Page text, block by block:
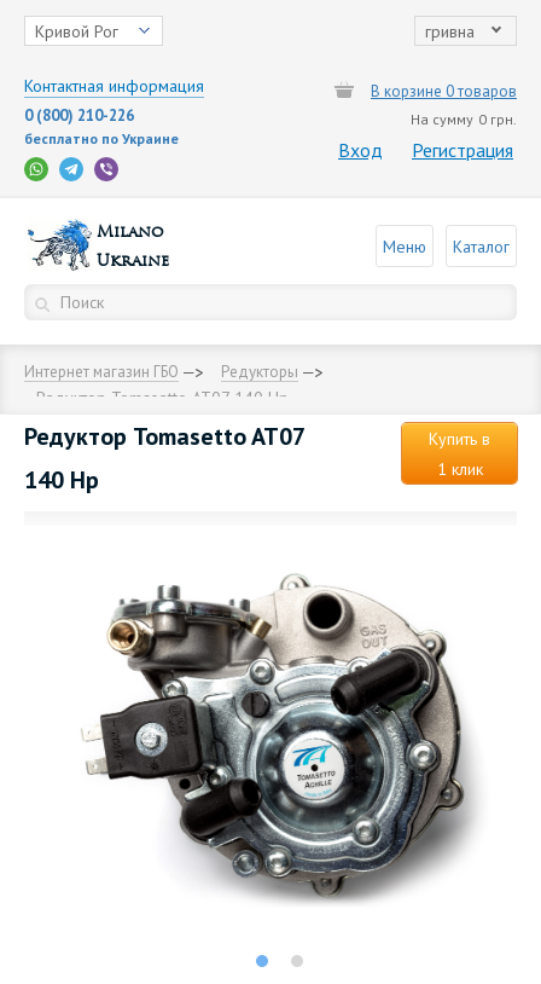
Кривой Рог гривна
Контактная информация
0 (800) 210-226
бесплатно по Украине
В корзине 0 товаров
На сумму 0 грн.
Вход Регистрация
Milano
Ukraine
Меню Каталог
Интернет магазин ГБО Редукторы
Редуктор Tomasetto AT07 140 Hp
Редуктор Tomasetto AT07
140 Hp
Купить в
1 клик